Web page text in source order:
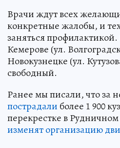
Врачи ждут всех
конкретные жалобы, и
заняться
Кемерове (ул.
Новокузнецке (ул.
свободный.
Ранее мы писали, что за
пострадали более 1 900
перекрестке в
изменят организацию